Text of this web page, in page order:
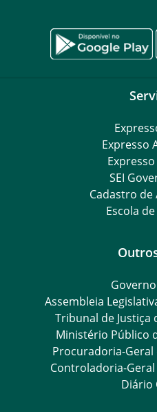
Expresso
SEI
Cadastro
Escola
Assembleia
Tribunal de Justiça
Ministério Público
Procuradoria-Geral
Controladoria-
Diário